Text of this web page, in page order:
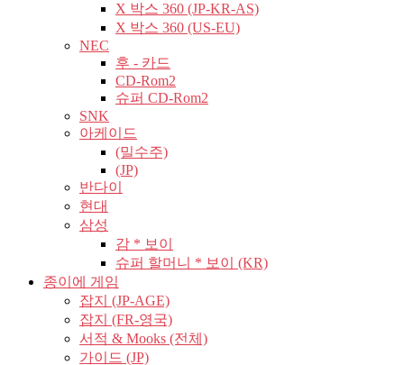
X 박스 360 (JP-KR-AS)
X 박스 360 (US-EU)
NEC
후 - 카드
CD-Rom2
슈퍼 CD-Rom2
SNK
아케이드
(밀수주)
(JP)
반다이
현대
삼성
감 * 보이
슈퍼 할머니 * 보이 (KR)
종이에 게임
잡지 (JP-AGE)
잡지 (FR-영국)
서적 & Mooks (전체)
가이드 (JP)